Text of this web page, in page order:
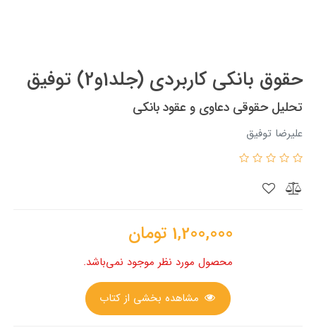
حقوق بانکی کاربردی (جلد1و2) توفیق
تحلیل حقوقی دعاوی و عقود بانکی
علیرضا توفیق
1,200,000 تومان
محصول مورد نظر موجود نمی‌باشد.
مشاهده بخشی از کتاب